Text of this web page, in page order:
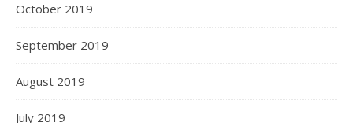
October 2019
September 2019
August 2019
July 2019